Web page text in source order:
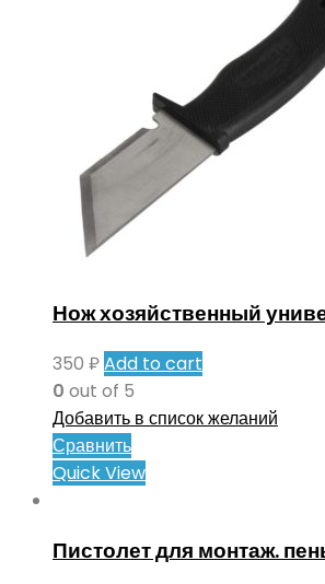
Нож хозяйственный
350 ₽Add to cart
0 out of 5
Добавить в список желаний
Сравнить
Quick View
Пистолет для монтаж.